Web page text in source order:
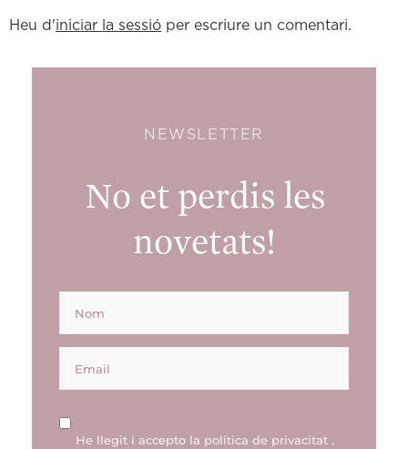
Heu d'iniciar la sessió per escriure un comentari.
NEWSLETTER
No et perdis les
novetats!
He llegit i accepto la política de privacitat ,